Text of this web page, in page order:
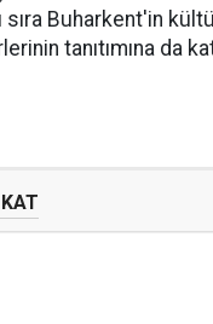
sıra Buharkent'in
tanıtımına da